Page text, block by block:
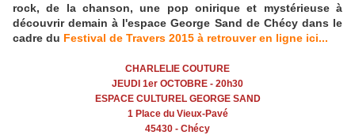
rock, de la chanson, une pop onirique et mystérieuse à
découvrir demain à l'espace George Sand de Chécy dans le
cadre du Festival de Travers 2015 à retrouver en ligne ici...
CHARLELIE COUTURE
JEUDI 1er OCTOBRE - 20h30
ESPACE CULTUREL GEORGE SAND
1 Place du Vieux-Pavé
45430 - Chécy